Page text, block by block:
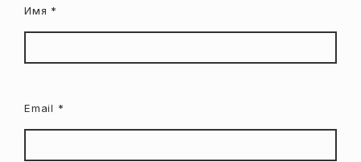
Имя *
Email *